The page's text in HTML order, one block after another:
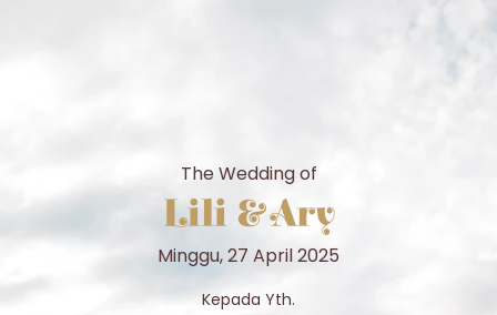
The Wedding of
Lili & Ary
Minggu, 27 April 2025
Kepada Yth.
The Wedding Of